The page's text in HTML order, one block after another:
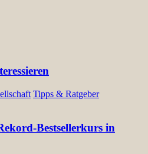
Tipps & Ratgeber
Bestsellerkurs in